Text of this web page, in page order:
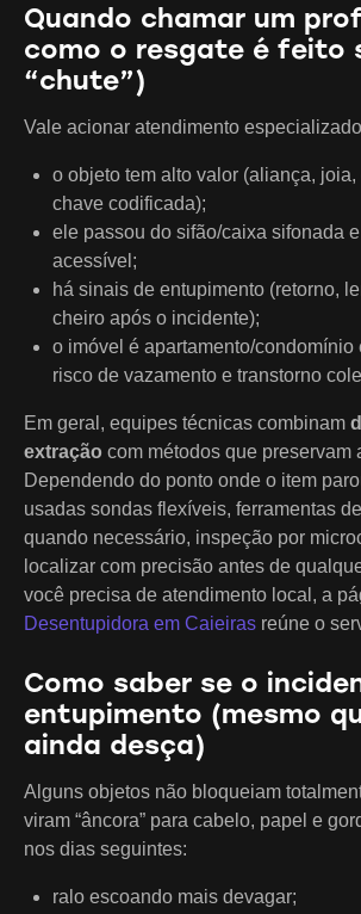
Quando chamar um
como o resgate é feito
“chute”)
Vale acionar atendimento
o objeto tem alto valor (aliança, joia,
chave codificada);
ele passou do sifão/caixa sifonada
acessível;
há sinais de entupimento (retorno,
cheiro após o incidente);
o imóvel é apartamento/condomínio
risco de vazamento e transtorno
Em geral, equipes técnicas combinam
extração com métodos que preservam
Dependendo do ponto onde o item
usadas sondas flexíveis, ferramentas
quando necessário, inspeção por
localizar com precisão antes de
você precisa de atendimento local, a
Desentupidora em Caieiras reúne o
Como saber se o
entupimento (mesmo
ainda desça)
Alguns objetos não bloqueiam
viram “âncora” para cabelo, papel e
nos dias seguintes:
ralo escoando mais devagar;